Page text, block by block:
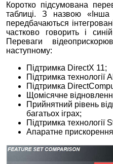
Коротко підсумована
таблиці. З назвою «Інша
передбачаються
частково говорить і
Переваги
наступному:
Підтримка DirectХ 11;
Підтримка технології
Підтримка
Щомісячне
Прийнятний рівень
багатьох іграх;
Підтримка технології
Апаратне